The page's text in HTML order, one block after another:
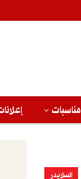
مناسبات
السلايدر